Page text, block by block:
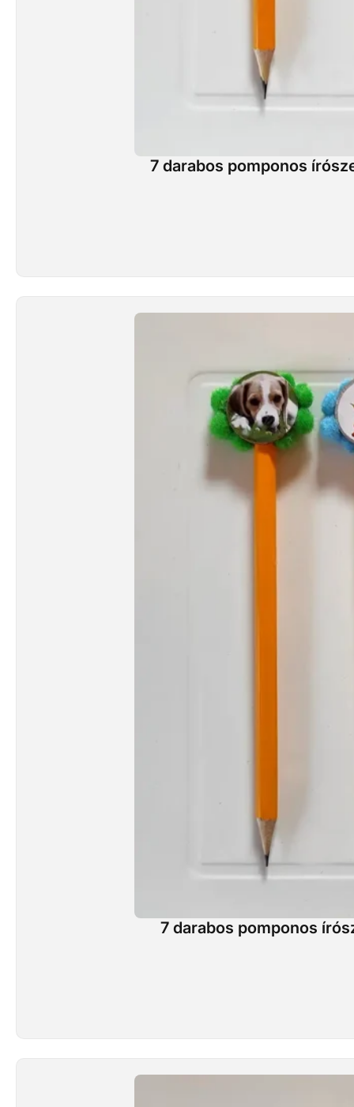
7 darabos pomponos
7 darabos pomponos